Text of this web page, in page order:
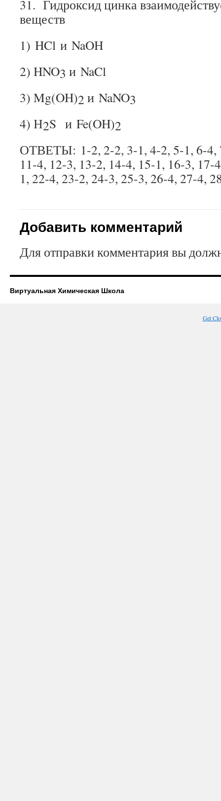
31. Гидроксид цинка
веществ
1) HCl и NaOH
2) HNO3 и NaCl
3) Mg(OH)2 и NaNO3
4) Н2S и Fe(OH)2
ОТВЕТЫ: 1-2, 2-2, 3-1, 4-2, 5-1, 6-4,
11-4, 12-3, 13-2, 14-4, 15-1, 16-3, 17-
1, 22-4, 23-2, 24-3, 25-3, 26-4, 27-4,
Добавить комментарий
Для отправки комментария вы
Виртуальная Химическая Школа
Get